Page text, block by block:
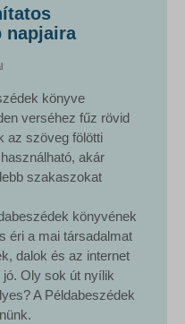
napjaira
könyve
verséhez fűz rövid
az szöveg fölötti
akár
szakaszokat
könyvének
éri a mai társadalmat
dalok és az internet
Oly sok út nyílik
A Példabeszédek